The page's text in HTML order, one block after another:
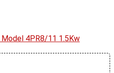
Model 4PR8/11 1.5Kw